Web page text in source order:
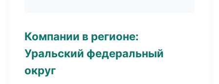
Компании в регионе:
Уральский федеральный
округ